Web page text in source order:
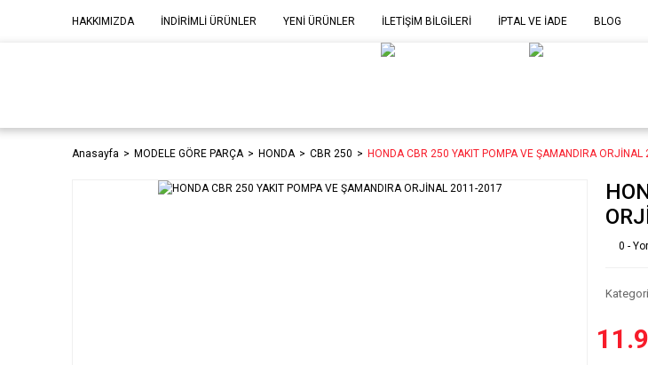
HAKKIMIZDA İNDİRİMLİ ÜRÜNLER YENİ ÜRÜNLER İLETİŞİM BİLGİLERİ İPTAL VE İADE BLOG
Anasayfa MODELE GÖRE PARÇA HONDA CBR 250 HONDA CBR 250 YAKIT POMPA VE ŞAMANDIRA
0 -
Kategori